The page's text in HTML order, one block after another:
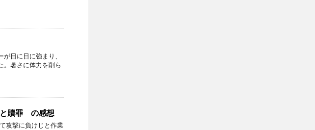
日に日に強まり、
。暑さに体力を削ら
贖罪 の感想
攻撃に負けじと作業